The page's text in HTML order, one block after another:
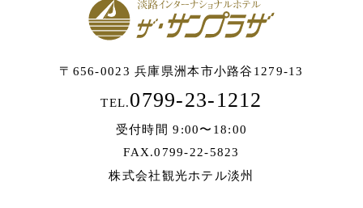
〒656-0023 兵庫県洲本市小路谷1279-13
TEL.0799-23-1212
受付時間 9:00〜18:00
FAX.0799-22-5823
株式会社観光ホテル淡州